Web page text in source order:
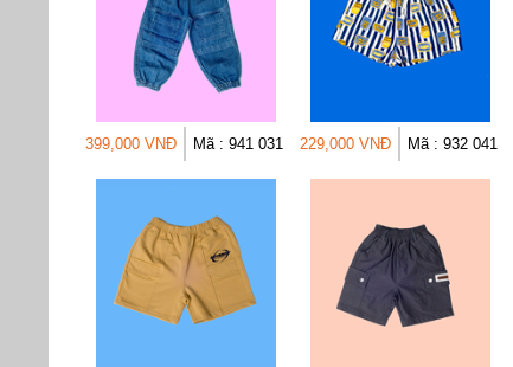
399,000 VNĐ Mã : 941 031 229,000 VNĐ Mã : 932 041